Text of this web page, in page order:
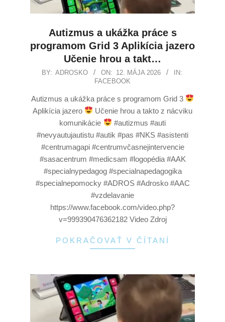
Autizmus a ukážka práce s
programom Grid 3 Aplikícia jazero
Učenie hrou a takt…
BY: ADROSKO ON: 12. MÁJA 2026
IN:
FACEBOOK
Autizmus a ukážka práce s programom Grid 3
Aplikícia jazero
Učenie hrou a takto z nácviku
komunikácie
#autizmus #auti
#nevyautujautistu #autik #pas #NKS #asistenti
#centrumagapi #centrumvčasnejintervencie
#sasacentrum #medicsam #logopédia #AAK
#specialnypedagog #specialnapedagogika
#specialnepomocky #ADROS #Adrosko #AAC
#vzdelavanie
https://www.facebook.com/video.php?
v=999390476362182 Video Zdroj
POKRAČOVAŤ V ČÍTANÍ